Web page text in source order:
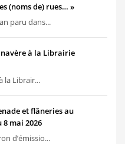
(noms de) rues… »
paru dans...
à la Librairie
la Librair...
et flâneries au
8 mai 2026
d’émissio...